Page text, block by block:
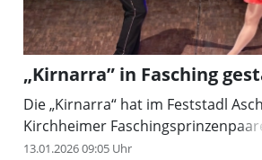
„Kirnarra” in Fasching
Die „Kirnarra“ hat im Feststadl
Kirchheimer
13.01.2026 09:05 Uhr